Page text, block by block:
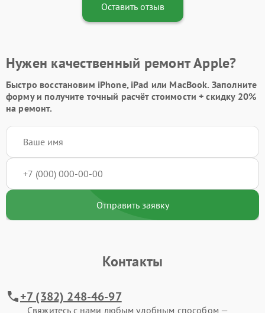
Оставить отзыв
Нужен качественный ремонт Apple?
Быстро восстановим iPhone, iPad или MacBook. Заполните
формуи получите точный расчёт стоимости +скидку 20%
на ремонт.
Отправить заявку
Контакты
+7 (382) 248-46-97
Свяжитесь с нами любым удобным способом —